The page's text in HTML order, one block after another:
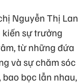
Nguyễn Thị Lan
sự trưởng
từ những đứa
và sự chăm sóc
bọc lẫn nhau,